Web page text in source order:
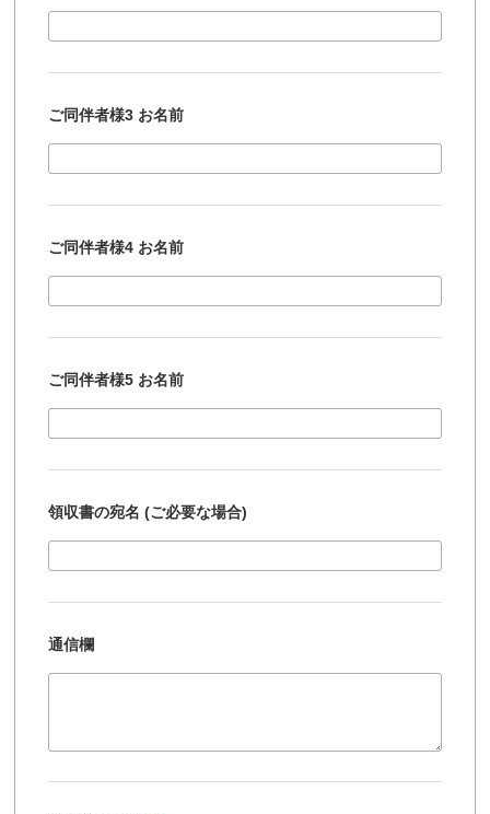
ご同伴者様3 お名前
ご同伴者様4 お名前
ご同伴者様5 お名前
領収書の宛名 (ご必要な場合)
通信欄